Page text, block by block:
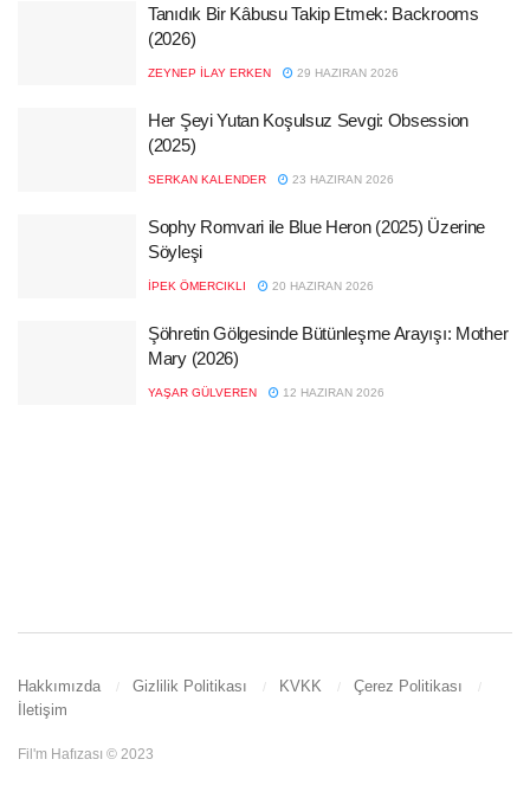
Tanıdık Bir Kâbusu Takip Etmek: Backrooms
(2026)
ZEYNEP İLAY ERKEN 29 HAZIRAN 2026
Her Şeyi Yutan Koşulsuz Sevgi: Obsession
(2025)
SERKAN KALENDER 23 HAZIRAN 2026
Sophy Romvari ile Blue Heron (2025) Üzerine
Söyleşi
İPEK ÖMERCIKLI 20 HAZIRAN 2026
Şöhretin Gölgesinde Bütünleşme Arayışı: Mother
Mary (2026)
YAŞAR GÜLVEREN 12 HAZIRAN 2026
Hakkımızda Gizlilik Politikası KVKK
Çerez Politikası
İletişim
Fil'm Hafızası © 2023